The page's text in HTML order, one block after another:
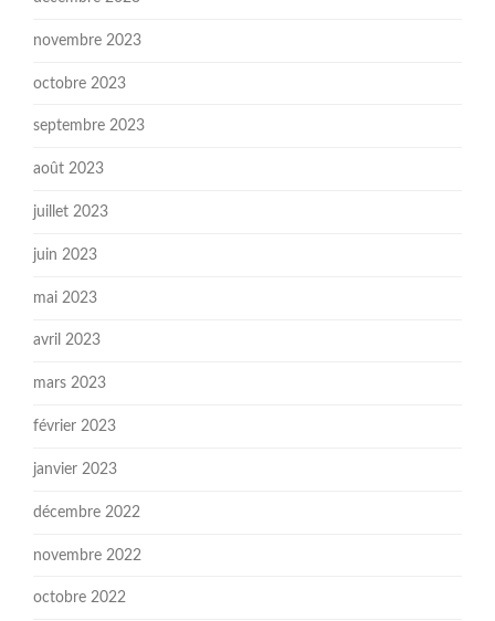
novembre 2023
octobre 2023
septembre 2023
août 2023
juillet 2023
juin 2023
mai 2023
avril 2023
mars 2023
février 2023
janvier 2023
décembre 2022
novembre 2022
octobre 2022